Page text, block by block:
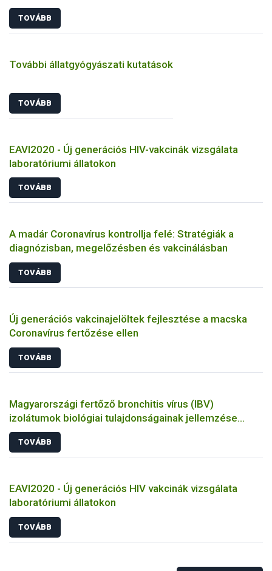
TOVÁBB
További állatgyógyászati kutatások
TOVÁBB
EAVI2020 - Új generációs HIV-vakcinák vizsgálata
laboratóriumi állatokon
TOVÁBB
A madár Coronavírus kontrollja felé: Stratégiák a
diagnózisban, megelőzésben és vakcinálásban
TOVÁBB
Új generációs vakcinajelöltek fejlesztése a macska
Coronavírus fertőzése ellen
TOVÁBB
Magyarországi fertőző bronchitis vírus (IBV)
izolátumok biológiai tulajdonságainak jellemzése
állatkísérletes és molekuláris biológiai eszközökkel
TOVÁBB
EAVI2020 - Új generációs HIV vakcinák vizsgálata
laboratóriumi állatokon
TOVÁBB